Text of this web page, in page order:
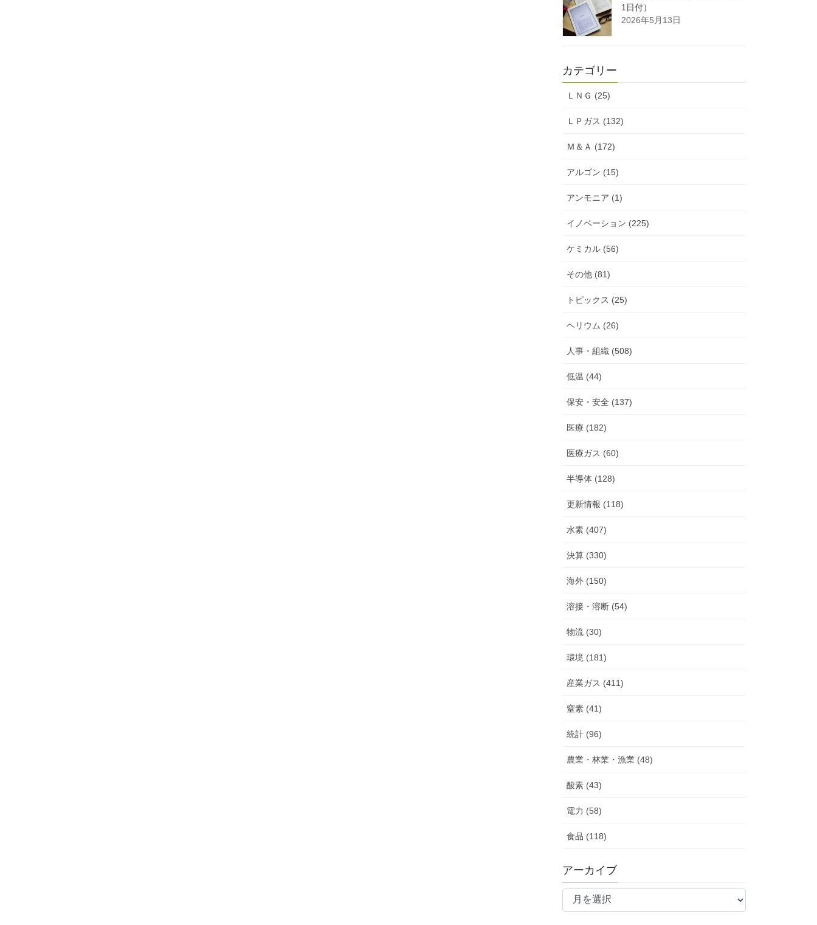
1日付）
2026年5月13日
カテゴリー
ＬＮＧ (25)
ＬＰガス (132)
Ｍ＆Ａ (172)
アルゴン (15)
アンモニア (1)
イノベーション (225)
ケミカル (56)
その他 (81)
トピックス (25)
ヘリウム (26)
人事・組織 (508)
低温 (44)
保安・安全 (137)
医療 (182)
医療ガス (60)
半導体 (128)
更新情報 (118)
水素 (407)
決算 (330)
海外 (150)
溶接・溶断 (54)
物流 (30)
環境 (181)
産業ガス (411)
窒素 (41)
統計 (96)
農業・林業・漁業 (48)
酸素 (43)
電力 (58)
食品 (118)
アーカイブ
ア